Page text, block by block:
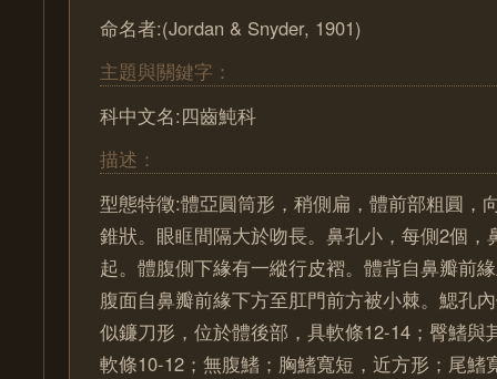
命名者:(Jordan & Snyder, 1901)
主題與關鍵字：
科中文名:四齒魨科
描述：
型態特徵:體亞圓筒形，稍側扁，體前部粗圓，
錐狀。眼眶間隔大於吻長。鼻孔小，每側2個，
起。體腹側下緣有一縱行皮褶。體背自鼻瓣前
腹面自鼻瓣前緣下方至肛門前方被小棘。鰓孔
似鐮刀形，位於體後部，具軟條12-14；臀鰭與
軟條10-12；無腹鰭；胸鰭寬短，近方形；尾鰭